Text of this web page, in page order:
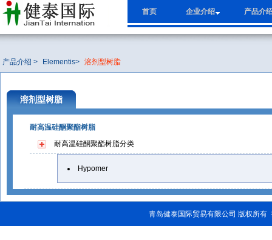
首页 企业介绍 产品介
产品介绍 > Elementis> 溶剂型树脂
溶剂型树脂
耐高温硅酮聚酯树脂
耐高温硅酮聚酯树脂分类
Hypomer
青岛健泰国际贸易有限公司 版权所有